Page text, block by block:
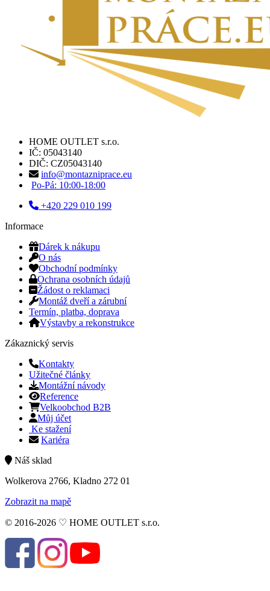
HOME OUTLET s.r.o.
IČ: 05043140
DIČ: CZ05043140
info@montazniprace.eu
Po-Pá: 10:00-18:00
+420 229 010 199
Informace
Dárek k nákupu
O nás
Obchodní podmínky
Ochrana osobních údajů
Žádost o reklamaci
Montáž dveří a zárubní
Termín, platba, doprava
Výstavby a rekonstrukce
Zákaznický servis
Kontakty
Užitečné články
Montážní návody
Reference
Velkoobchod B2B
Můj účet
Ke stažení
Kariéra
Náš sklad
Wolkerova 2766, Kladno 272 01
Zobrazit na mapě
© 2016-2026 ♡ HOME OUTLET s.r.o.